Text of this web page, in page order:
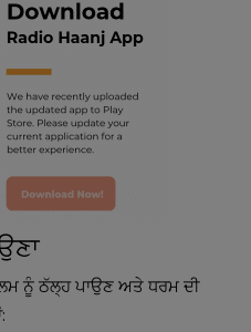
ਨੂੰ ਠੱਲ੍ਹ ਪਾਉਣ ਅਤੇ ਧਰਮ ਦੀ